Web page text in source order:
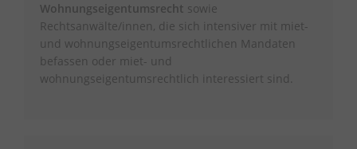
Wohnungseigentumsrecht sowie
Rechtsanwälte/innen, die sich intensiver mit miet-
und wohnungseigentumsrechtlichen Mandaten
befassen oder miet- und
wohnungseigentumsrechtlich interessiert sind.